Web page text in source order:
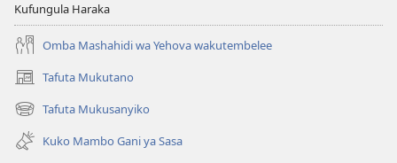
Gani?
Kufungula Haraka
Omba Mashahidi wa Yehova wakutembelee
Tafuta Mukutano
(opens
new
window)
Tafuta Mukusanyiko
(opens
new
window)
Kuko Mambo Gani ya Sasa